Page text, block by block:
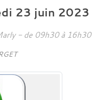
23 juin 2023
- de 09h30 à 16h30